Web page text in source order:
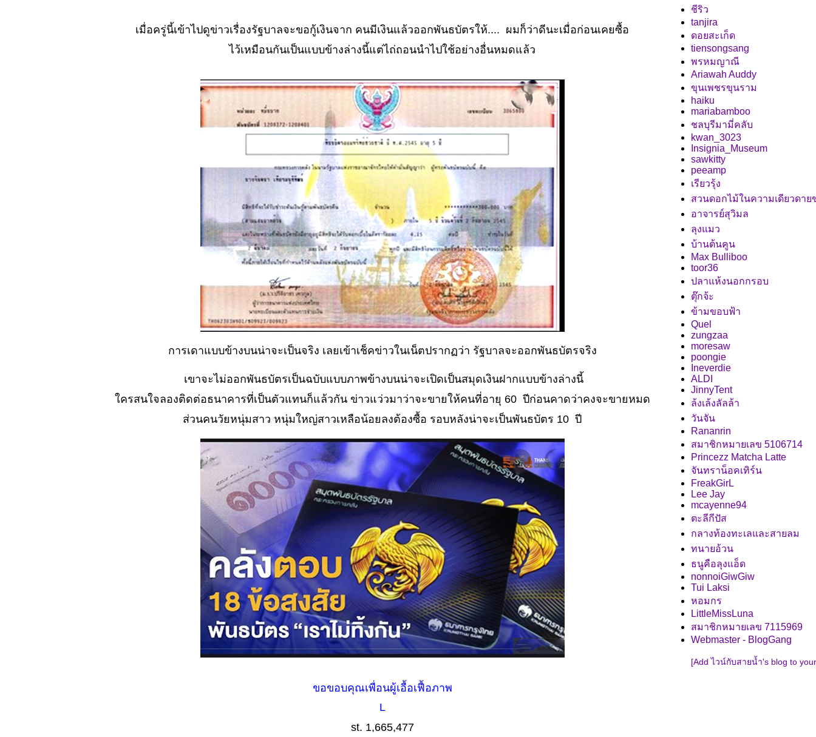
เมื่อครู่นี้เข้าไปดูข่าวเรื่องรัฐบาลจะขอกู้เงินจาก คนมีเงินแล้วออกพันธบัตรให้.... ผมก็ว่าดีนะเมื่อก่อนเคยซื้อ
ไว้เหมือนกันเป็นแบบข้างล่างนี้แต่ไถ่ถอนนำไปใช้อย่างอื่นหมดแล้ว
การเดาแบบข้างบนน่าจะเป็นจริง เลยเข้าเช็คข่าวในเน็ตปรากฏว่า รัฐบาลจะออกพันธบัตรจริง
เขาจะไม่ออกพันธบัตรเป็นฉบับแบบภาพข้างบนน่าจะเปิดเป็นสมุดเงินฝากแบบข้างล่างนี้
ครสนใจลองติดต่อธนาคารที่เป็นตัวแทนก็แล้วกัน ข่าวแว่วมาว่าจะขายให้คนที่อายุ 60 ปีก่อนคาดว่าคงจะขายหมด
ส่วนคนวัยหนุ่มสาว หนุ่มใหญ่สาวเหลือน้อยลงต้องซื้อ รอบหลังน่าจะเป็นพันธบัตร 10 ปี
ขอขอบคุณเพื่อนผู้เอื้อเฟื้อภาพ
L
st. 1,665,477
ชีริว
tanjira
ดอยสะเก็ด
tiensongsang
พรหมญาณี
Ariawah Auddy
ขุนเพชรขุนราม
haiku
mariabamboo
ชลบุรีมามี่คลับ
kwan_3023
Insignia_Museum
sawkitty
peeamp
เรียวรุ้ง
สวนดอกไม้ในความเดียวดาย
อาจารย์สุวิมล
ลุงแมว
บ้านต้นคูน
Max Bulliboo
toor36
ปลาแห้งนอกกรอบ
ตุ๊กจ้ะ
ข้ามขอบฟ้า
Quel
zungzaa
moresaw
poongie
Ineverdie
ALDI
JinnyTent
ล้งเล้งลัลล้า
วันจัน
Rananrin
สมาชิกหมายเลข 5106714
Princezz Matcha Latte
จันทราน็อคเทิร์น
FreakGirL
Lee Jay
mcayenne94
ตะลีกีปัส
กลางท้องทะเลและสายลม
ทนายอ้วน
ธนูคือลุงแอ็ด
nonnoiGiwGiw
Tui Laksi
หอมกร
LittleMissLuna
สมาชิกหมายเลข 7115969
Webmaster - BlogGang
[Add ไวน์กับสายน้ำ's blog to